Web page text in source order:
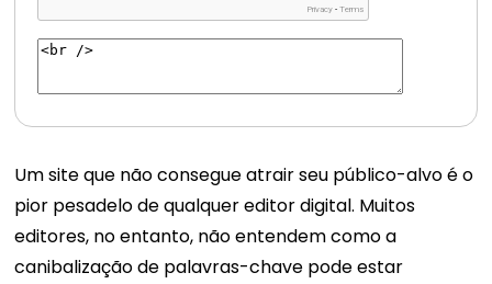
Um site que não consegue atrair seu público-alvo é o
pior pesadelo de qualquer editor digital. Muitos
editores, no entanto, não entendem como a
canibalização de palavras-chave pode estar